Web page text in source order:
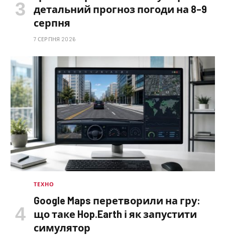
детальний прогноз погоди на 8–9
серпня
7 СЕРПНЯ 2026
ТЕХНО
Google Maps перетворили на гру:
що таке Hop.Earth і як запустити
симулятор